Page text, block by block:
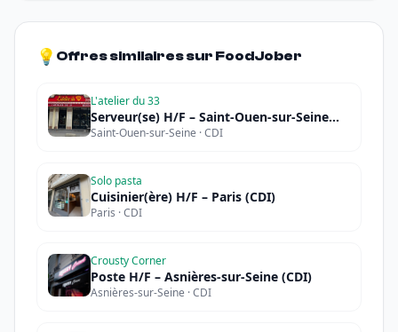
💡 Offres similaires sur FoodJober
L'atelier du 33
Serveur(se) H/F – Saint-Ouen-sur-Seine
(CDI)
Saint-Ouen-sur-Seine · CDI
Solo pasta
Cuisinier(ère) H/F – Paris (CDI)
Paris · CDI
Crousty Corner
Poste H/F – Asnières-sur-Seine (CDI)
Asnières-sur-Seine · CDI